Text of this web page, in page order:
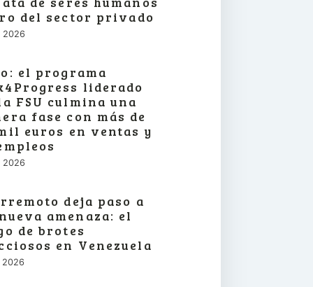
del sector privado
2026
el programa
liderado
FSU culmina una
fase con más de
euros en ventas y
2026
deja paso a
amenaza: el
de brotes
en Venezuela
2026